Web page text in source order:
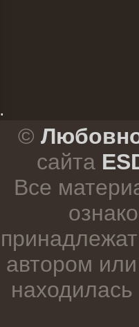
.
©
сайта
Все
автором